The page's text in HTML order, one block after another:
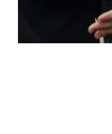
ROSE VALLAND,